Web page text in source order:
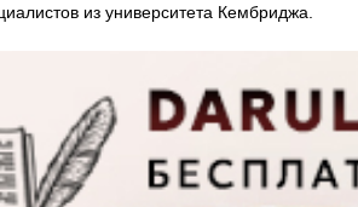
из университета Кембриджа.